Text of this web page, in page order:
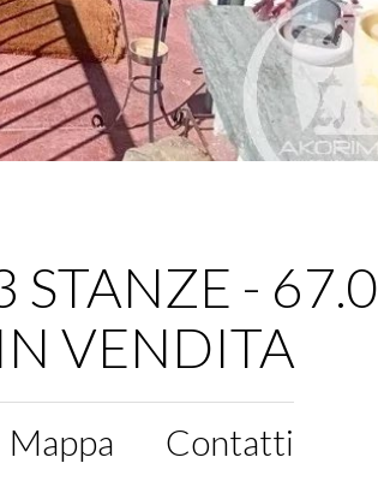
STANZE - 67.0
VENDITA
Mappa Contatti